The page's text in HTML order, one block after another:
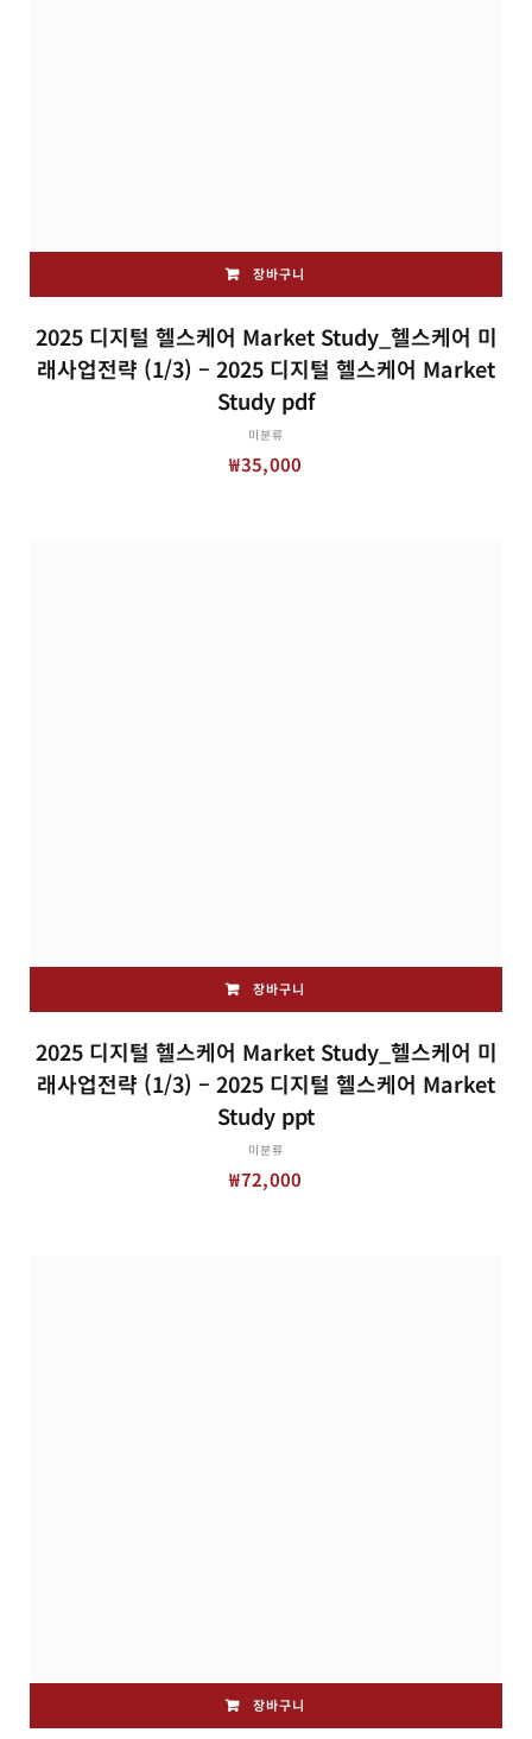
장바구니
2025 디지털 헬스케어 Market Study_헬스케어 미
래사업전략 (1/3) – 2025 디지털 헬스케어 Market
Study pdf
미분류
₩35,000
장바구니
2025 디지털 헬스케어 Market Study_헬스케어 미
래사업전략 (1/3) – 2025 디지털 헬스케어 Market
Study ppt
미분류
₩72,000
장바구니